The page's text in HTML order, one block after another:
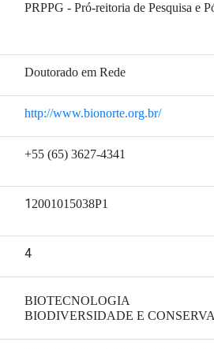
PRPPG - Pró-reitoria de Pesquisa e
Doutorado em Rede
http://www.bionorte.org.br/
+55 (65) 3627-4341
12001015038P1
4
BIOTECNOLOGIA
BIODIVERSIDADE E